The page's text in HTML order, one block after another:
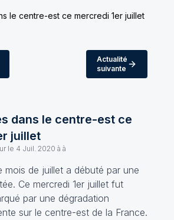
le centre-est ce mercredi 1er juillet
Actualité
suivante
dans le centre-est ce
juillet
le 4 Juil. 2020 à à
mois de juillet a débuté par une
Ce mercredi 1er juillet fut
par une dégradation
sur le centre-est de la France.